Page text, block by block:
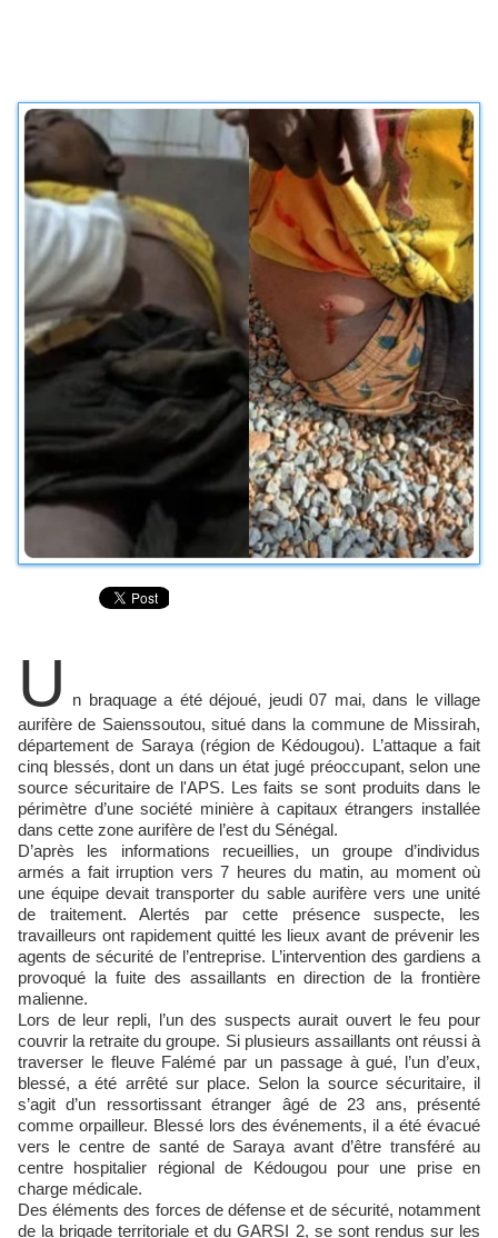
U
n braquage a été déjoué, jeudi 07 mai, dans le village
aurifère de Saienssoutou, situé dans la commune de Missirah,
département de Saraya (région de Kédougou). L’attaque a fait
cinq blessés, dont un dans un état jugé préoccupant, selon une
source sécuritaire de l'APS. Les faits se sont produits dans le
périmètre d’une société minière à capitaux étrangers installée
dans cette zone aurifère de l’est du Sénégal.
D’après les informations recueillies, un groupe d’individus
armés a fait irruption vers 7 heures du matin, au moment où
une équipe devait transporter du sable aurifère vers une unité
de traitement. Alertés par cette présence suspecte, les
travailleurs ont rapidement quitté les lieux avant de prévenir les
agents de sécurité de l’entreprise. L’intervention des gardiens a
provoqué la fuite des assaillants en direction de la frontière
malienne.
Lors de leur repli, l’un des suspects aurait ouvert le feu pour
couvrir la retraite du groupe. Si plusieurs assaillants ont réussi à
traverser le fleuve Falémé par un passage à gué, l’un d’eux,
blessé, a été arrêté sur place. Selon la source sécuritaire, il
s’agit d’un ressortissant étranger âgé de 23 ans, présenté
comme orpailleur. Blessé lors des événements, il a été évacué
vers le centre de santé de Saraya avant d’être transféré au
centre hospitalier régional de Kédougoupour une prise en
charge médicale.
Des éléments des forces de défense et de sécurité, notamment
de la brigade territoriale et du GARSI 2, se sont rendus sur les